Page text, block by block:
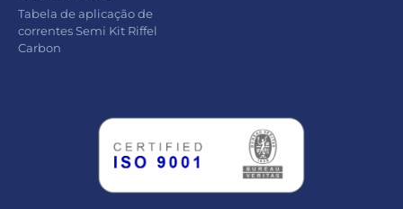
Tabela de aplicação de
correntes Semi Kit Riffel
Carbon